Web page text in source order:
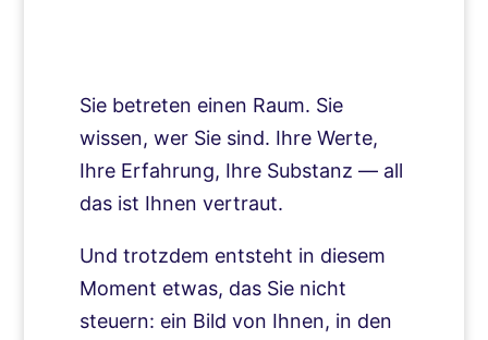
Sie betreten einen Raum. Sie
wissen, wer Sie sind. Ihre Werte,
Ihre Erfahrung, Ihre Substanz — all
das ist Ihnen vertraut.
Und trotzdem entsteht in diesem
Moment etwas, das Sie nicht
steuern: ein Bild von Ihnen, in den